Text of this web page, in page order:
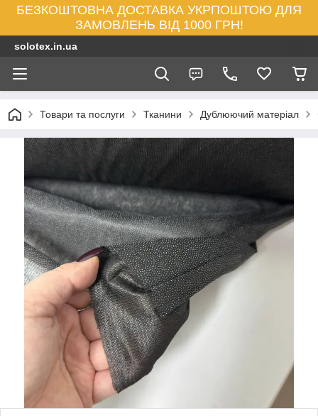
БЕЗКОШТОВНА ДОСТАВКА УКРПОШТОЮ ДЛЯ
ЗАМОВЛЕНЬ ВІД 1000 ГРН!
solotex.in.ua
Товари та послуги Тканини Дублюючий матеріал